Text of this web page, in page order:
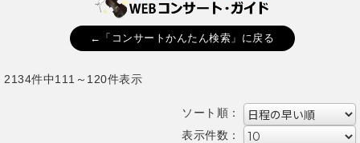
←「コンサートかんたん検索」に戻る
2134件中111～120件表示
ソート順：
表示件数：